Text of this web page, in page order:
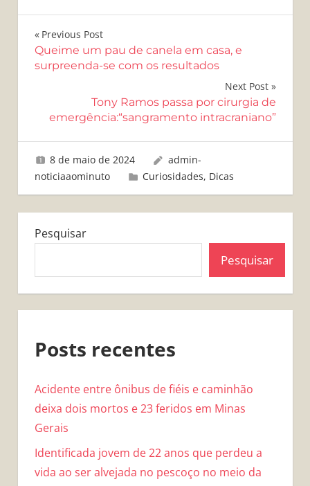
Navegação
de
Previous Post
Queime um pau de canela em casa, e
surpreenda-se com os resultados
Next Post
Tony Ramos passa por cirurgia de
emergência:“sangramento intracraniano”
8 de maio de 2024
admin-
noticiaaominuto
Curiosidades, Dicas
Pesquisar
Pesquisar
Posts recentes
Acidente entre ônibus de fiéis e caminhão
deixa dois mortos e 23 feridos em Minas
Gerais
Identificada jovem de 22 anos que perdeu a
vida ao ser alvejada no pescoço no meio da